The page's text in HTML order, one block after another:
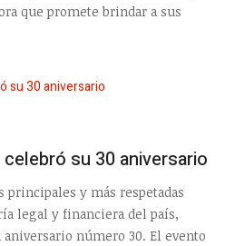
que promete brindar a sus
su 30 aniversario
principales y más respetadas
legal y financiera del país,
número 30. El evento